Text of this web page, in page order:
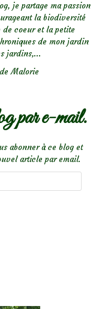
je partage ma passion
la biodiversité
coeur et la petite
de mon jardin
jardins,...
Malorie
par e-mail.
abonner à ce blog et
article par email.